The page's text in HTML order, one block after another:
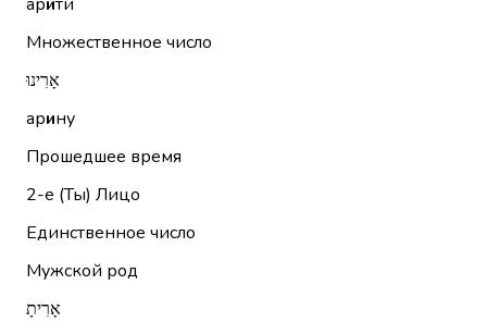
Множественное число
אָרִינוּ
арину
Прошедшее время
2-е (Ты) Лицо
Единственное число
Мужской род
אָרִיתָ